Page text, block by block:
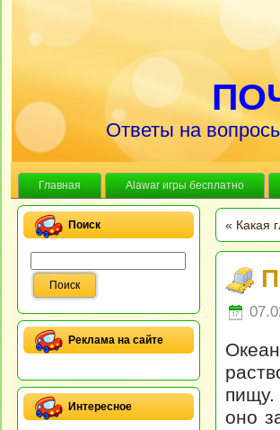
Ответы на
Главная Alawar игры бесплатно
Поиск
Реклама на сайте
Интересное
« Какая
оно